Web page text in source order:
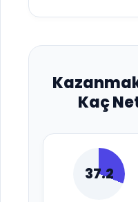
Kaç
37.2